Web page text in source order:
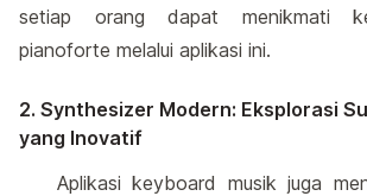
setiap orang dapat menikmati
pianoforte melalui aplikasi ini.
2. Synthesizer Modern: Eksplorasi
yang Inovatif
Aplikasi keyboard musik juga